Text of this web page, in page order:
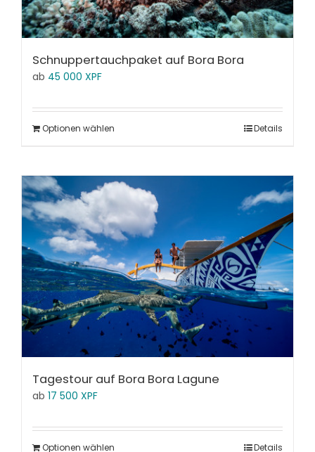
Schnuppertauchpaket auf Bora Bora
ab 45 000 XPF
Optionen wählen Details
Tagestour auf Bora Bora Lagune
ab 17 500 XPF
Optionen wählen Details